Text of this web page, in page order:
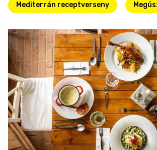
Mediterrán receptverseny